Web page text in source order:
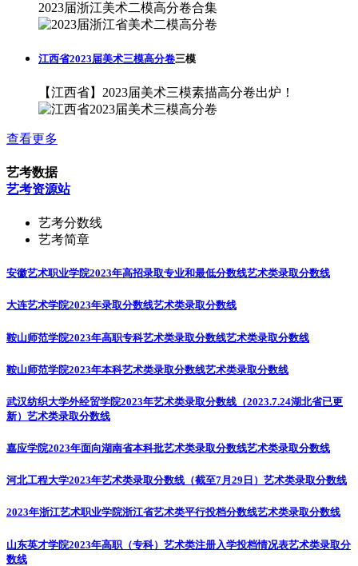
2023届浙江美术二模高分卷合集
江西省2023届美术三模高分卷三模
【江西省】2023届美术三模素描高分卷出炉！
查看更多
艺考数据
艺考资源站
艺考分数线
艺考简章
安徽艺术职业学院2023年高招录取专业和最低分数线艺术类录取分数线
大连艺术学院2023年录取分数线艺术类录取分数线
鞍山师范学院2023年高职专科艺术类录取分数线艺术类录取分数线
鞍山师范学院2023年本科艺术类录取分数线艺术类录取分数线
武汉纺织大学外经贸学院2023年艺术类录取分数线（2023.7.24湖北省已更
新） 艺术类录取分数线
嘉应学院2023年面向湖南省本科批艺术类录取分数线艺术类录取分数线
河北工程大学2023年艺术类录取分数线（截至7月29日） 艺术类录取分数线
2023年浙江艺术职业学院浙江省艺术类平行投档分数线艺术类录取分数线
山东英才学院2023年高职（专科）艺术类注册入学投档情况表艺术类录取分
数线